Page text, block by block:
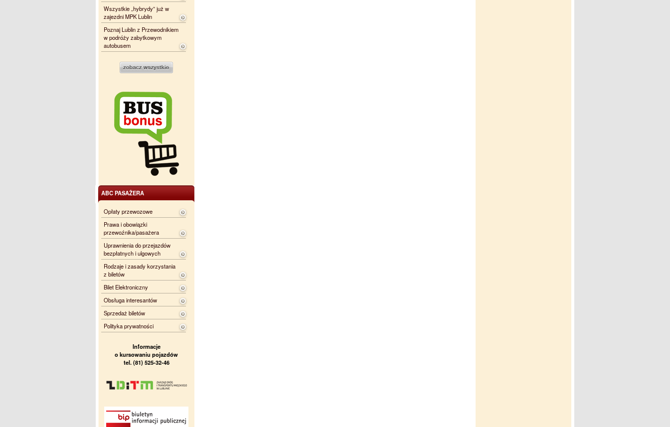
Wszystkie „hybrydy” już w
zajezdni MPK Lublin
Poznaj Lublin z Przewodnikiem
w podróży zabytkowym
autobusem
ABC PASAŻERA
Opłaty przewozowe
Prawa i obowiązki
przewoźnika/pasażera
Uprawnienia do przejazdów
bezpłatnych i ulgowych
Rodzaje i zasady korzystania
z biletów
Bilet Elektroniczny
Obsługa interesantów
Sprzedaż biletów
Polityka prywatności
Informacje
o kursowaniu pojazdów
tel. (81) 525-32-46